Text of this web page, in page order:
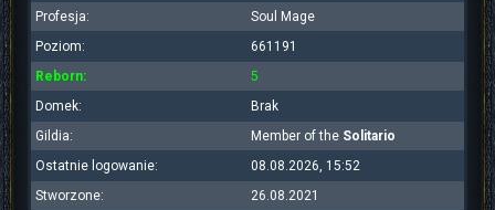
Profesja:
Soul Mage
Poziom:
661191
Reborn:
5
Domek:
Brak
Gildia:
Member of the Solitario
Ostatnie logowanie:
08.08.2026, 15:52
Stworzone:
26.08.2021